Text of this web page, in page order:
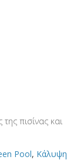
πισίνας και
Pool, Κάλυψη